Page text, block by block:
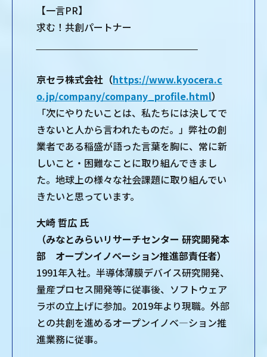
【一言PR】
求む！共創パートナー
‾‾‾‾‾‾‾‾‾‾‾‾‾‾‾‾‾‾‾‾‾‾‾‾‾‾‾‾‾‾‾‾‾‾‾‾‾‾‾‾‾‾‾‾‾‾‾‾‾‾‾‾‾‾
京セラ株式会社（https://www.kyocera.c
o.jp/company/company_profile.html）
「次にやりたいことは、私たちには決してで
きないと人から言われたものだ。」弊社の創
業者である稲盛が語った言葉を胸に、常に新
しいこと・困難なことに取り組んできまし
た。地球上の様々な社会課題に取り組んでい
きたいと思っています。
大崎 哲広 氏
（みなとみらいリサーチセンター 研究開発本
部 オープンイノベーション推進部責任者）
1991年入社。半導体薄膜デバイス研究開発、
量産プロセス開発等に従事後、ソフトウェア
ラボの立上げに参加。2019年より現職。外部
との共創を進めるオープンイノベ―ション推
進業務に従事。